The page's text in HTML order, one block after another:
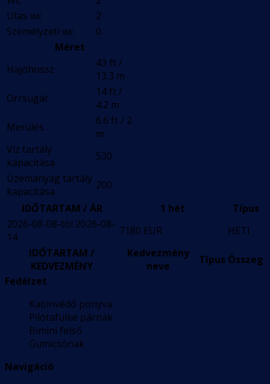
Utas wc
2
Személyzeti wc
0
Méret
Hajóhossz
43 ft /
13.3 m
Orrsugár
14 ft /
4.2 m
Merülés
6.6 ft / 2
m
Víz tartály
kapacitása
530
Üzemanyag tartály
kapacitása
200
IDŐTARTAM / ÁR
1 hét
Típus
2026-08-08-tól 2026-08-
14
7180 EUR
HETI
IDŐTARTAM /
KEDVEZMÉNY
Kedvezmény
neve
Típus Összeg
Fedélzet
Kabinvédő ponyva
Pilótafülke párnák
Bimini felső
Gumicsónak
Navigáció